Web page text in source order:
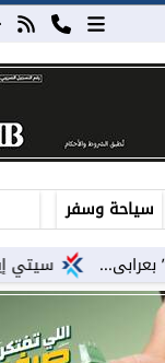
سياحة وسفر
سيتي إيدج للتطوير